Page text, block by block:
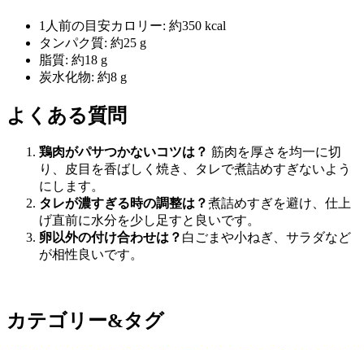
1人前の目安カロリー: 約350 kcal
タンパク質: 約25 g
脂質: 約18 g
炭水化物: 約8 g
よくある質問
鶏肉がパサつかないコツは？ 筋肉を厚さを均一に切
り、皮目を香ばしく焼き、タレで煮詰めすぎないよう
にします。
タレが濃すぎる時の調整は？煮詰めすぎを避け、仕上
げ直前に水分を少し足すと良いです。
卵以外の付け合わせは？ 白ごまや小ねぎ、サラダなど
が相性良いです。
カテゴリー&タグ